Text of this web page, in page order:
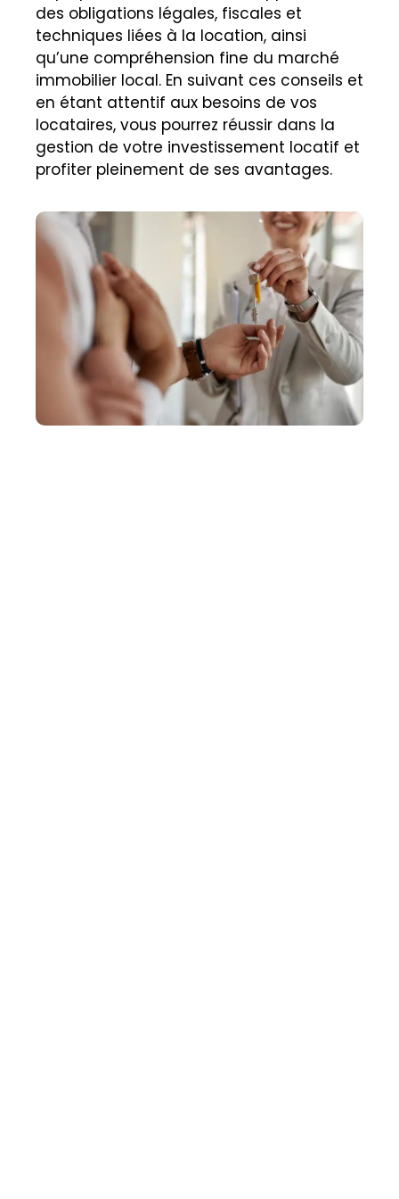
des obligations légales, fiscales et
techniques liées à la location, ainsi
qu’une compréhension fine du marché
immobilier local. En suivant ces conseils et
en étant attentif aux besoins de vos
locataires, vous pourrez réussir dans la
gestion de votre investissement locatif et
profiter pleinement de ses avantages.